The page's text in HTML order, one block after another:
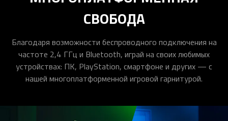
СВОБОДА
Благодаря возможности беспроводного подключения на
частоте 2,4 ГГц и Bluetooth, играй на своих любимых
устройствах: ПК, PlayStation, смартфоне и других — с
нашей многоплатформенной игровой гарнитурой.